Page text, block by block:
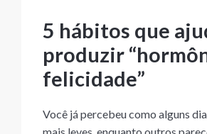
5 hábitos que
produzir
felicidade”
Você já percebeu como alguns